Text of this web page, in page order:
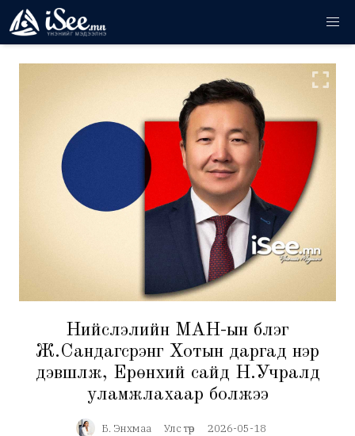
Нийслэлийн МАН-ын бүлэг
Ж.Сандагсүрэнг Хотын даргад нэр
дэвшүүлж, Ерөнхий сайд Н.Учралд
уламжлахаар болжээ
Б. Энхмаа Улс төр 2026-05-18